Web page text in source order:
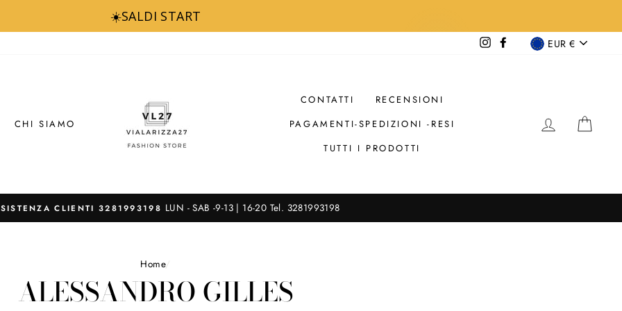
☀️SALDI START
InstagramFacebook
VALUTA
EUR €
CHI SIAMO
CONTATTI
RECENSIONI
PAGAMENTI-SPEDIZIONI -RESI
TUTTI I PRODOTTI
ACCEDI
CLIENTI 3281993198 LUN - SAB -9-13 | 16-20 Tel. 3281993198
Home/
ALESSANDRO GILLES